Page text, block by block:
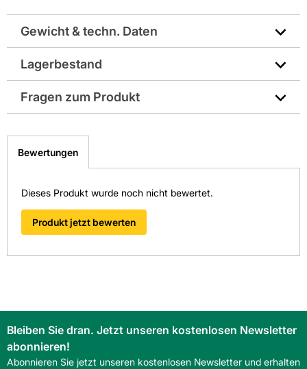
Gewicht & techn. Daten
Baustoffklasse nach DIN 4102-1: B1 schwer
entflammbar
Durchmesser - Nennweite DN für Abzweigungen
Farbbezeichnung lt. Hersteller: RAL 7043
Farbe: grau
Material: PP (Polypropylen)
Hersteller-Art.-Nr.: 175720
Lagerbestand
Fragen zum Produkt
weitergeleitet zu werden. Wir werden Ihre Anfrage
schnellstmöglich bearbeiten.
Bewertungen
Dieses Produkt wurde noch nicht bewertet.
Produkt jetzt bewerten
Bleiben Sie dran. Jetzt unseren kostenlosen Newsletter
abonnieren!
Abonnieren Sie jetzt unseren kostenlosen Newsletter und erhalten